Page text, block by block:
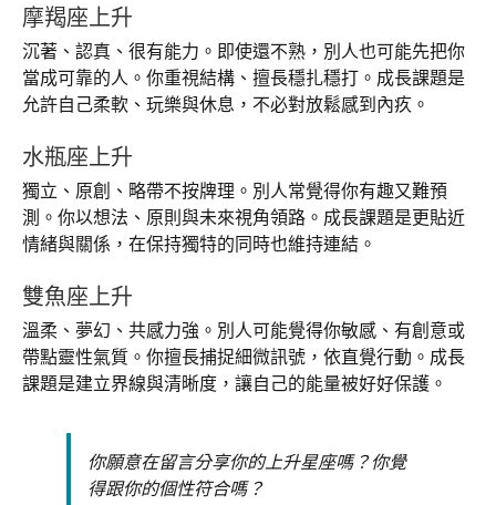
摩羯座上升
沉著、認真、很有能力。即使還不熟，別人也可能先把你
當成可靠的人。你重視結構、擅長穩扎穩打。成長課題是
允許自己柔軟、玩樂與休息，不必對放鬆感到內疚。
水瓶座上升
獨立、原創、略帶不按牌理。別人常覺得你有趣又難預
測。你以想法、原則與未來視角領路。成長課題是更貼近
情緒與關係，在保持獨特的同時也維持連結。
雙魚座上升
溫柔、夢幻、共感力強。別人可能覺得你敏感、有創意或
帶點靈性氣質。你擅長捕捉細微訊號，依直覺行動。成長
課題是建立界線與清晰度，讓自己的能量被好好保護。
你願意在留言分享你的上升星座嗎？你覺
得跟你的個性符合嗎？